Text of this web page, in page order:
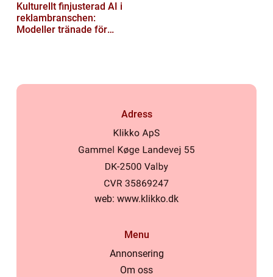
Kulturellt finjusterad AI i
reklambranschen:
Modeller tränade för
Adress
web: www.klikko.dk
Menu
Annonsering
Om oss